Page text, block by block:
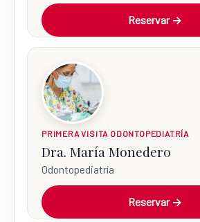
Reservar →
PRIMERA VISITA ODONTOPEDIATRÍA
Dra. María Monedero
Odontopediatría
Reservar →